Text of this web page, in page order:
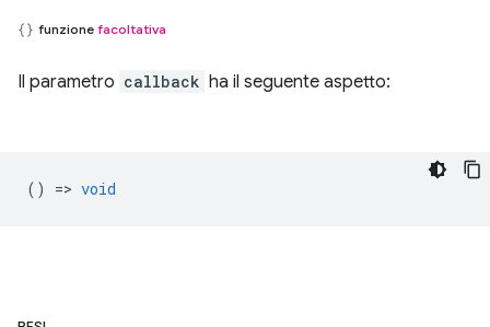
funzione facoltativa
Il parametro callback ha il seguente aspetto:
() => void